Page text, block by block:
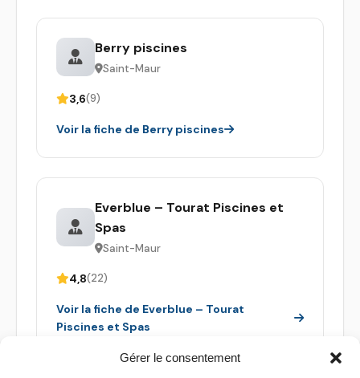
Gérer le consentement
Berry piscines
Saint-Maur
3,6(9)
Voir la fiche de Berry piscines
Everblue – Tourat Piscines et
Spas
Saint-Maur
4,8(22)
Voir la fiche de Everblue – Tourat
Piscines et Spas